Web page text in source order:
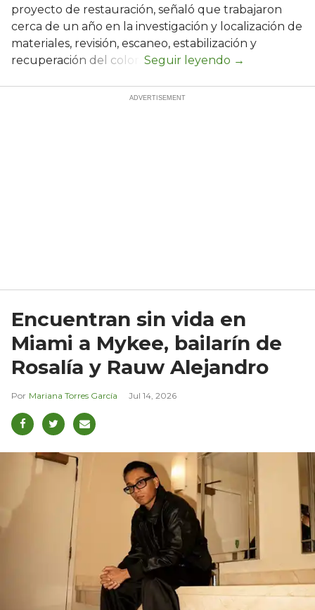
proyecto de restauración, señaló que trabajaron
cerca de un año en la investigación y localización de
materiales, revisión, escaneo, estabilización y
recuperación del color.
Encuentran sin vida en
Miami a Mykee, bailarín de
Rosalía y Rauw Alejandro
Mariana Torres García Jul 14, 2026